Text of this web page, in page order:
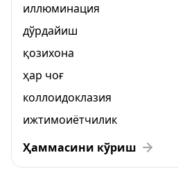
иллюминация
дўрдайиш
қозихона
ҳар чоғ
коллоидоклазия
ижтимоиётчилик
Ҳаммасини кўриш